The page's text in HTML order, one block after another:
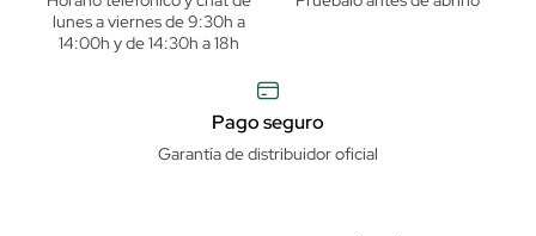
lunes a viernes de 9:30h a
14:00h y de 14:30h a 18h
Pago seguro
Garantía de distribuidor oficial